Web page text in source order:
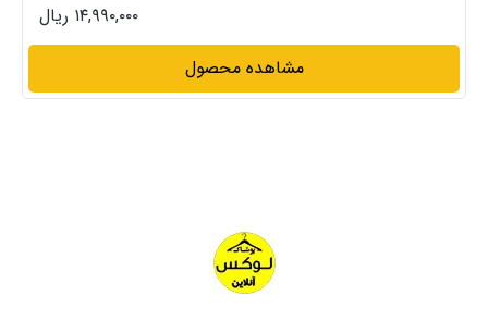
۱۴,۹۹۰,۰۰۰ ریال
مشاهده محصول